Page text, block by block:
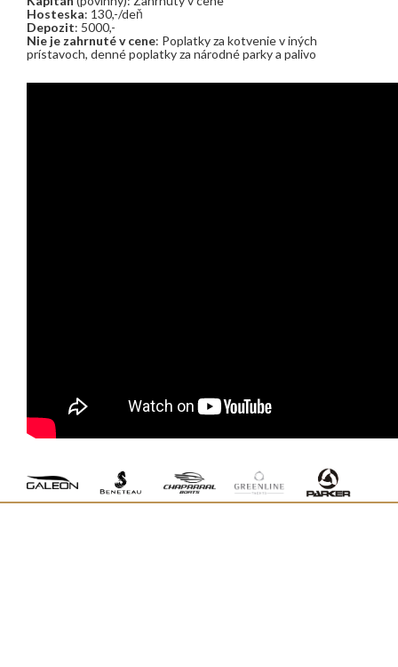
Hosteska: 130,-/deň
Depozit: 5000,-
Nie je zahrnuté v cene: Poplatky za kotvenie v iných
prístavoch, denné poplatky za národné parky a palivo